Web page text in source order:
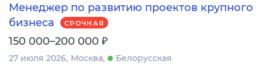
Менеджер по развитию проектов крупного
бизнеса
СРОЧНАЯ
150 000–200 000 ₽
27 июля 2026 Москва
Белорусская